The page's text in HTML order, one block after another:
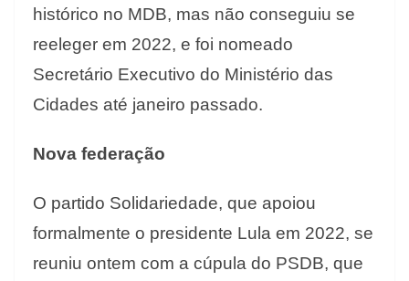
histórico no MDB, mas não conseguiu se
reeleger em 2022, e foi nomeado
Secretário Executivo do Ministério das
Cidades até janeiro passado.
Nova federação
O partido Solidariedade, que apoiou
formalmente o presidente Lula em 2022, se
reuniu ontem com a cúpula do PSDB, que